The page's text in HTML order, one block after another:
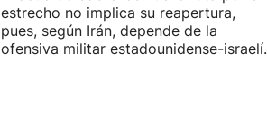
estrecho no implica su reapertura,
pues, según Irán, depende de la
ofensiva militar estadounidense-israelí.